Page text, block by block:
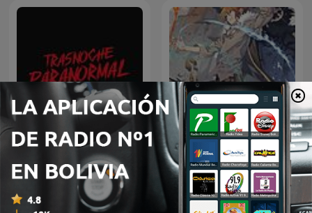
Trasnoche Paranormal
La vida despues de la
muerte